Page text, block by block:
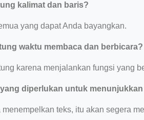
kalimat dan baris?
yang dapat Anda bayangkan.
waktu membaca dan berbicara?
karena menjalankan fungsi yang
diperlukan untuk
teks, itu akan segera